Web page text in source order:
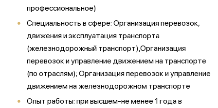
профессиональное)
Специальность в сфере: Организация перевозок,
движения и эксплуатация транспорта
(железнодорожный транспорт),Организация
перевозок и управление движением на транспорте
(по отраслям); Организация перевозок и управление
движением на железнодорожном транспорте
Опыт работы: при высшем-не менее 1 года в